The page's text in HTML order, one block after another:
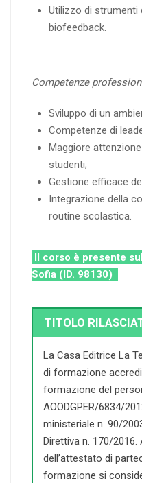
Utilizzo di strumenti
biofeedback.
Competenze
Sviluppo di un
Competenze di
Maggiore
studenti;
Gestione efficace
Integrazione della
routine scolastica.
Il corso è presente
Sofia (ID. 98130)
TITOLO
La Casa Editrice La
di formazione
formazione del
AOODGPER/6834/
ministeriale n. 90/
Direttiva n. 170/
dell’attestato di
formazione si